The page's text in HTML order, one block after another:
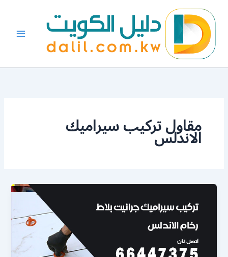
المحتوى
مقاول تركيب سيراميك
الاندلس